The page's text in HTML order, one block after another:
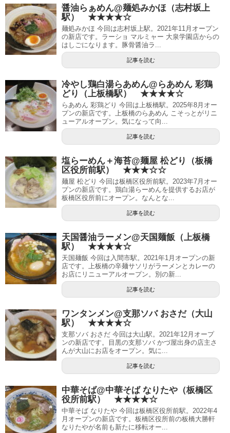
醤油らぁめん@麺処みかほ（志村坂上
駅） ★★★★☆
麺処みかほ 今回は志村坂上駅。2021年11月オープン
の新店です。ラーショ マルミャー 大泉学園店からの
はしごになります。豚骨醤油ラ...
記事を読む
冷やし鶏白湯らあめん@らあめん 彩鶏
どり（上板橋駅） ★★★★☆
らあめん 彩鶏どり 今回は上板橋駅。2025年8月オー
プンの新店です。上板橋のらあめん こそっとがリニ
ューアルオープン。気になって向...
記事を読む
塩らーめん＋海苔@麺屋 松どり（板橋
区役所前駅） ★★★☆☆
麺屋 松どり 今回は板橋区役所前駅。2023年7月オー
プンの新店です。鶏白湯らーめんを提供するお店が
板橋区役所前にオープン。なんとな...
記事を読む
天国醤油ラーメン@天国麺飯（上板橋
駅） ★★★★☆
天国麺飯 今回は入間市駅。2021年1月オープンの新
店です。上板橋の辛麺サソリがラーメンとカレーの
お店にリニューアルオープン。別の新...
記事を読む
ワンタンメン@支那ソバ おさだ（大山
駅） ★★★★☆
支那ソバ おさだ 今回は大山駅。2021年12月オープ
ンの新店です。目黒の支那ソバ かづ屋出身の店主さ
んが大山にお店をオープン。気に...
記事を読む
中華そば@中華そば なりたや（板橋区
役所前駅） ★★★★☆
中華そば なりたや 今回は板橋区役所前駅。2022年4
月オープンの新店です。板橋区役所前の板橋大勝軒
なりたやが名前も新たに移転オー...